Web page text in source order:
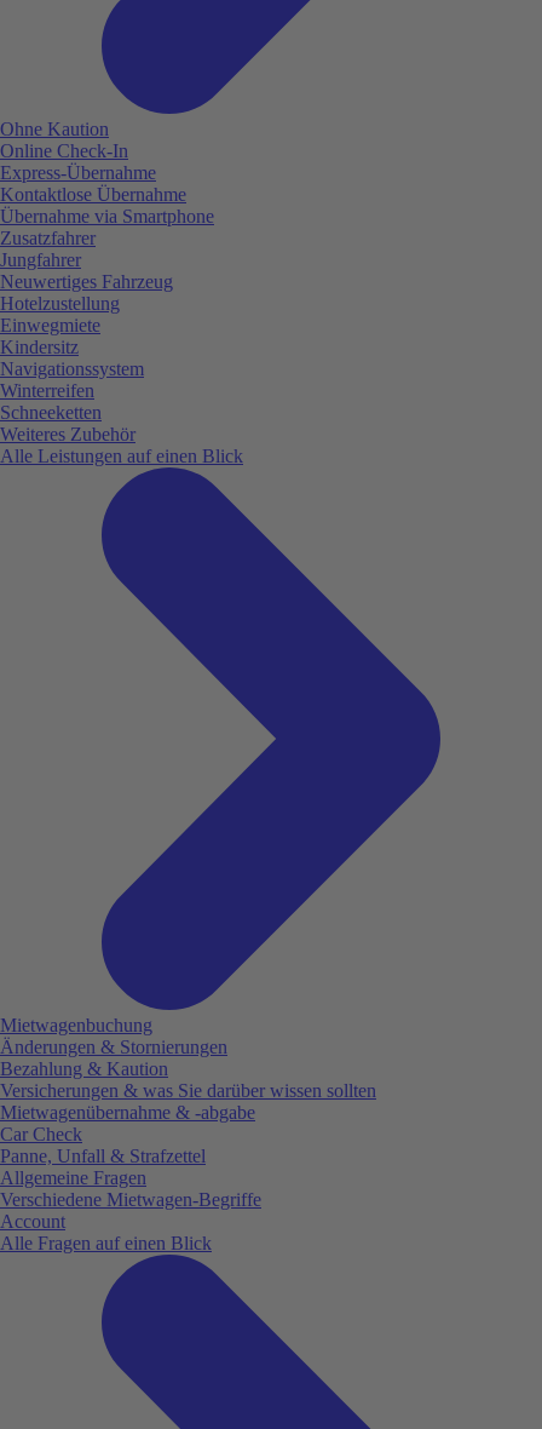
Ohne Kaution
Online Check-In
Express-Übernahme
Kontaktlose Übernahme
Übernahme via Smartphone
Zusatzfahrer
Jungfahrer
Neuwertiges Fahrzeug
Hotelzustellung
Einwegmiete
Kindersitz
Navigationssystem
Winterreifen
Schneeketten
Weiteres Zubehör
Alle Leistungen auf einen Blick
Mietwagenbuchung
Änderungen & Stornierungen
Bezahlung & Kaution
Versicherungen & was Sie darüber wissen sollten
Mietwagenübernahme & -abgabe
Car Check
Panne, Unfall & Strafzettel
Allgemeine Fragen
Verschiedene Mietwagen-Begriffe
Account
Alle Fragen auf einen Blick